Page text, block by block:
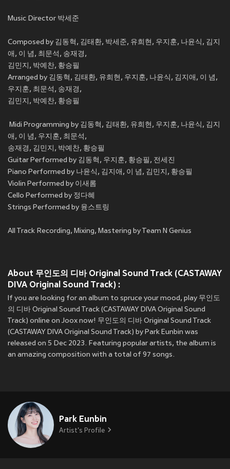
Music Director 박세준
Composed by 김동혁, 김태환, 박세준, 유희현, 우지훈, 나윤식, 김지
애, 이 념, 최문석, 송재경,
김민지, 박예찬, 황승필
Arranged by 김동혁, 김태환, 유희현, 우지훈, 나윤식, 김지애, 이 념,
우지훈, 최문석, 송재경,
김민지, 박예찬, 황승필
Midi Programming by 김동혁, 김태환, 유희현, 우지훈, 나윤식, 김지
애, 이 념, 우지훈, 최문석,
송재경, 김민지, 박예찬, 황승필
Guitar Performed by 김동혁, 우지훈, 황승필, 전세진
Piano Performed by 나윤식, 김지애, 이 념, 김민지, 황승필
Violin Performed by 이새롬
Cello Performed by 정다혜
Strings Performed by 융스트링
All Track Recording, Mixing, Mastering by Team N Genius
About 무인도의 디바 Original Sound Track (CASTAWAY
DIVA Original Sound Track) :
If you are looking for an album to spruce your mood, play 무인도
의 디바 Original Sound Track (CASTAWAY DIVA Original Sound
Track) online on Joox now! 무인도의 디바 Original Sound Track
(CASTAWAY DIVA Original Sound Track) by Park Eunbin was
released on 5 Dec 2023. Featuring popular artists, the album is
an amazing composition with a total of 97 songs.
Park Eunbin
Artist's Profile